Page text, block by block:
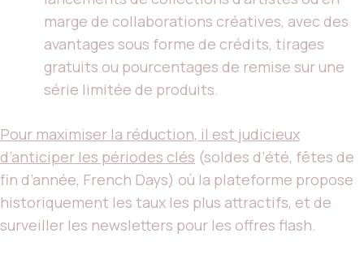
marge de collaborations créatives, avec des
avantages sous forme de crédits, tirages
gratuits ou pourcentages de remise sur une
série limitée de produits.
Pour maximiser la réduction, il est judicieux
d’anticiper les périodes clés (soldes d’été, fêtes de
fin d’année, French Days) où la plateforme propose
historiquement les taux les plus attractifs, et de
surveiller les newsletters pour les offres flash.